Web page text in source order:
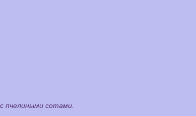
пчелиными сотами.